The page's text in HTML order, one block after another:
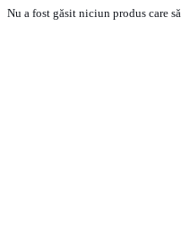
Nu a fost găsit niciun produs care